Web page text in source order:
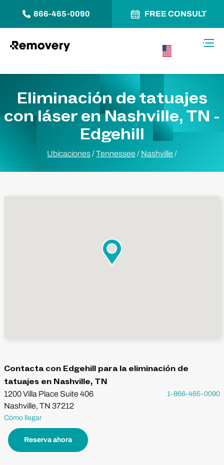
866-465-0090 FREE CONSULT
Eliminación de tatuajes
con láser en Nashville, TN -
Edgehill
Ubicaciones/Tennessee / Nashville /
Contacta con Edgehill para la eliminación de
tatuajes en Nashville, TN
1200 Villa Place Suite 406
Nashville, TN 37212
Cómo llegar
Reserva ahora
1-866-465-0090